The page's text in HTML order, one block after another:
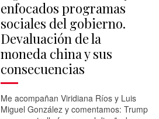
enfocados programas
sociales del gobierno.
Devaluación de la
moneda china y sus
consecuencias
Me acompañan Viridiana Ríos y Luis
Miguel González y comentamos: Trump